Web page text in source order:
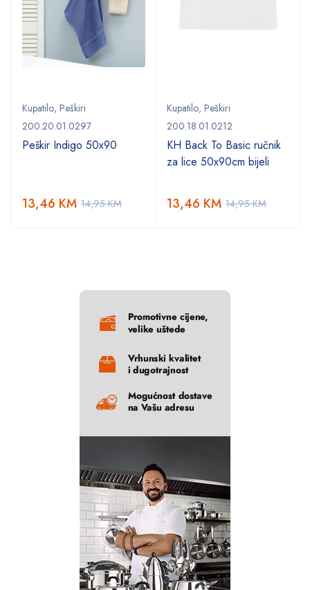
Kupatilo, Peškiri
200.20.01.0297
Peškir Indigo 50x90
14,95KM
13,46 KM
Kupatilo, Peškiri
200.18.01.0212
KH Back To Basic ručnik
za lice 50x90cm bijeli
14,95KM
13,46 KM